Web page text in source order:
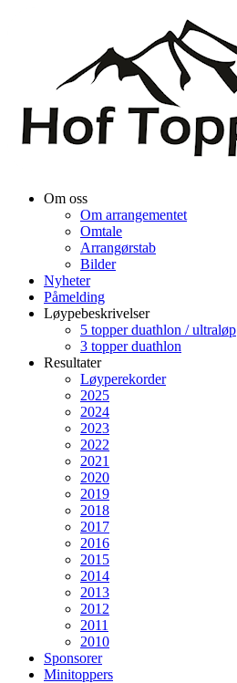
Om oss
Om arrangementet
Omtale
Arrangørstab
Bilder
Nyheter
Påmelding
Løypebeskrivelser
5 topper duathlon / ultraløp
3 topper duathlon
Resultater
Løyperekorder
2025
2024
2023
2022
2021
2020
2019
2018
2017
2016
2015
2014
2013
2012
2011
2010
Sponsorer
Minitoppers